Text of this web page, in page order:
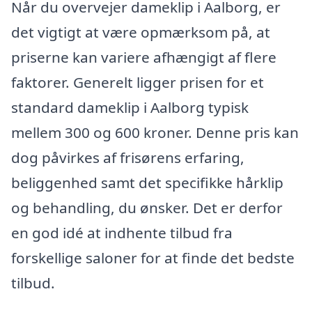
Når du overvejer dameklip i Aalborg, er
det vigtigt at være opmærksom på, at
priserne kan variere afhængigt af flere
faktorer. Generelt ligger prisen for et
standard dameklip i Aalborg typisk
mellem 300 og 600 kroner. Denne pris kan
dog påvirkes af frisørens erfaring,
beliggenhed samt det specifikke hårklip
og behandling, du ønsker. Det er derfor
en god idé at indhente tilbud fra
forskellige saloner for at finde det bedste
tilbud.